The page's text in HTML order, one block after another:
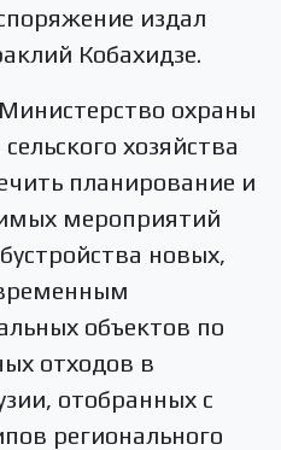
издал
Кобахидзе.
охраны
хозяйства
планирование и
мероприятий
новых,
объектов по
отходов в
отобранных с
регионального